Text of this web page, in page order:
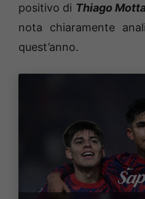
positivo di Thiago
nota chiaramente
quest’anno.